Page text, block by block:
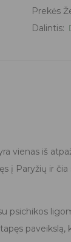
Prekės
Dalintis:
vienas iš
Paryžių ir čia
psichikos